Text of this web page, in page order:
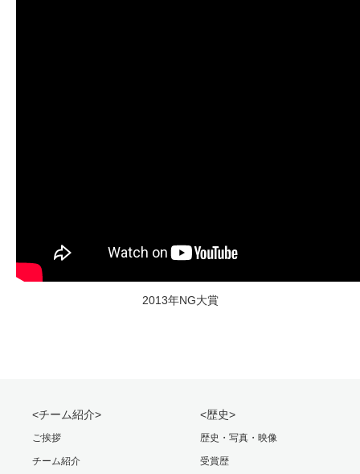
2013年NG大賞
<チーム紹介>
ご挨拶
チーム紹介
<歴史>
歴史・写真・映像
受賞歴